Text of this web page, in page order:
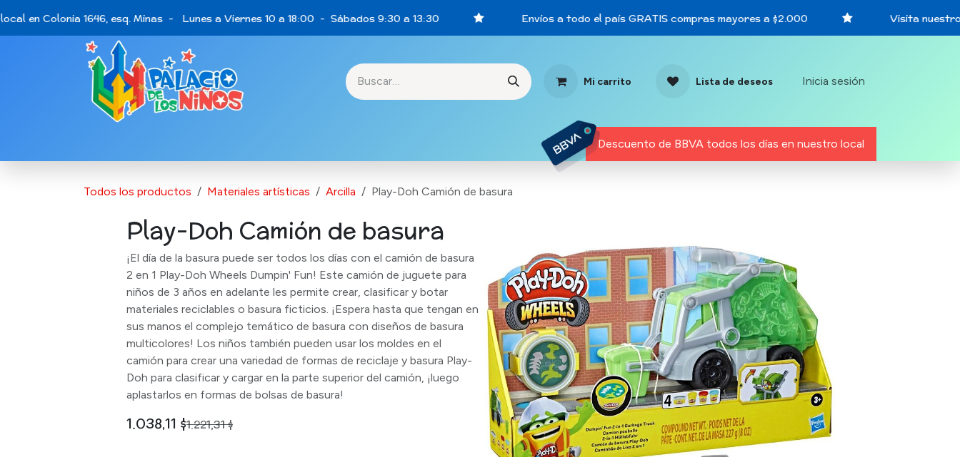
en Colonia 1646, esq. Minas - Lunes a Viernes 10 a 18:00 - Sábados 9:30 a 13:30 Envíos a todo el país GRATIS compras mayores a $2.000 Visita nuestro
Mi carrito Lista de deseos Inicia sesión
Descuento de BBVA todos los días en nuestro local
Todos los productos Materiales artísticas Arcilla Play-Doh Camión de basura
Play-Doh Camión de basura
¡El día de la basura puede ser todos los días con el camión de basura
2 en 1 Play-Doh Wheels Dumpin' Fun! Este camión de juguete para
niños de 3 años en adelante les permite crear, clasificar y botar
materiales reciclables o basura ficticios. ¡Espera hasta que tengan en
sus manos el complejo temático de basura con diseños de basura
multicolores! Los niños también pueden usar los moldes en el
camión para crear una variedad de formas de reciclaje y basura Play-
Doh para clasificar y cargar en la parte superior del camión, ¡luego
aplastarlos en formas de bolsas de basura!
1.038,11 $1.221,31$